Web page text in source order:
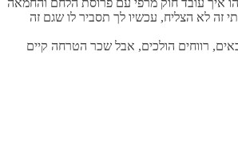
איך עובד חוק מרפי עם פרוסת הלחם והחמאה
זה לא הצליח, עכשיו לך תסביר לו שגם זה
רווחים הולכים, אבל שכר הטרחה קיים